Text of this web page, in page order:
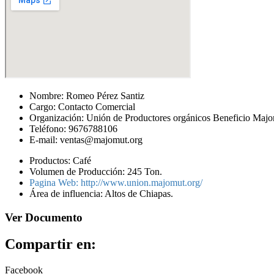
Nombre: Romeo Pérez Santiz
Cargo: Contacto Comercial
Organización: Unión de Productores orgánicos Beneficio
Teléfono: 9676788106
E-mail: ventas@majomut.org
Productos: Café
Volumen de Producción: 245 Ton.
Pagina Web: http://www.union.majomut.org/
Área de influencia: Altos de Chiapas.
Ver Documento
Compartir en:
Facebook